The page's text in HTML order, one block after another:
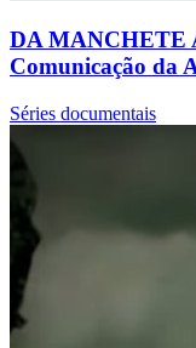
DA MANCHETE
Comunicação da
Séries documentais